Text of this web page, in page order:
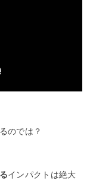
のでは？
インパクトは絶大